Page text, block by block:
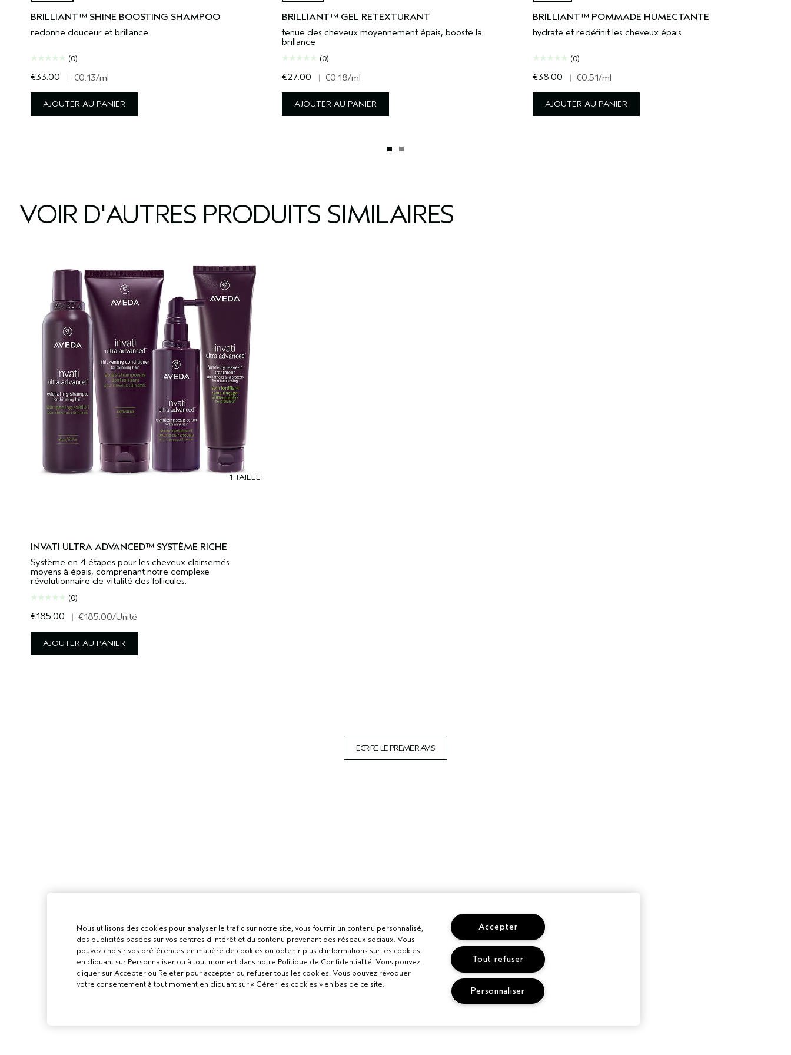
BRILLIANT™ SHINE BOOSTING SHAMPOO
redonne douceur et brillance
(0)
€33.00 | €0.13/ml
AJOUTER AU PANIER
BRILLIANT™ GEL RETEXTURANT
tenue des cheveux moyennement épais, booste la
brillance
(0)
€27.00 | €0.18/ml
AJOUTER AU PANIER
BRILLIANT™ POMMADE HUMECTANTE
hydrate et redéfinit les cheveux épais
(0)
€38.00 | €0.51/ml
AJOUTER AU PANIER
VOIR D'AUTRES PRODUITS SIMILAIRES
1 TAILLE
INVATI ULTRA ADVANCED™ SYSTÈME RICHE
Système en 4 étapes pour les cheveux clairsemés
moyens à épais, comprenant notre complexe
révolutionnaire de vitalité des follicules.
(0)
€185.00 | €185.00/Unité
AJOUTER AU PANIER
ECRIRE LE PREMIER AVIS
Nous utilisons des cookies pour analyser le trafic sur notre site, vous fournir un contenu personnalisé,
des publicités basées sur vos centres d'intérêt et du contenu provenant des réseaux sociaux. Vous
pouvez choisir vos préférences en matière de cookies ou obtenir plus d'informations sur les cookies
en cliquant sur Personnaliser ou à tout moment dans notre Politique de Confidentialité. Vous pouvez
cliquer sur Accepter ou Rejeter pour accepter ou refuser tous les cookies. Vous pouvez révoquer
votre consentement à tout moment en cliquant sur « Gérer les cookies » en bas de ce site.
Accepter
Tout refuser
Personnaliser